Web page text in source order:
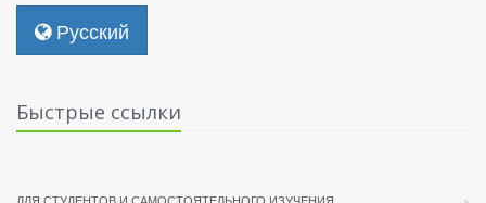
Русский
Быстрые ссылки